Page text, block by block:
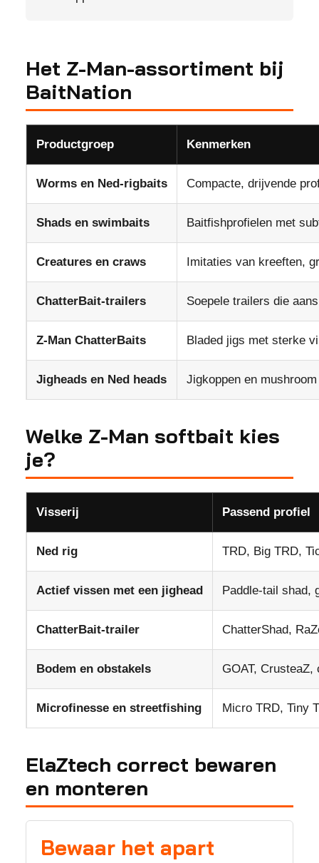
Het Z-Man-assortiment bij
BaitNation
Productgroep Kenmerken
Worms en Ned-rigbaits Compacte, drijvende
Shads en swimbaits Baitfishprofielen met
Creatures en craws Imitaties van kreeften,
ChatterBait-trailers Soepele trailers die
Z-Man ChatterBaits Bladed jigs met sterke
Jigheads en Ned heads Jigkoppen en
Welke Z-Man softbait kies
je?
Visserij Passend profiel
Ned rig TRD, Big TRD,
Actief vissen met een jighead Paddle-tail shad,
ChatterBait-trailer ChatterShad,
Bodem en obstakels GOAT,
Microfinesse en streetfishing Micro TRD, Tiny
ElaZtech correct bewaren
en monteren
Bewaar het apart